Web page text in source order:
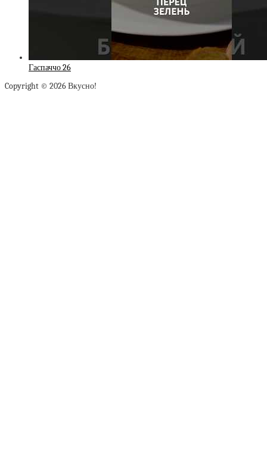
Гаспаччо 26
Copyright © 2026 Вкусно!